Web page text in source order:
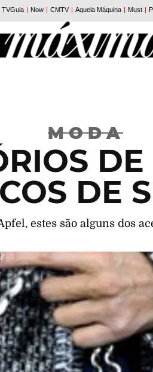
MODA
DE
estes são alguns dos